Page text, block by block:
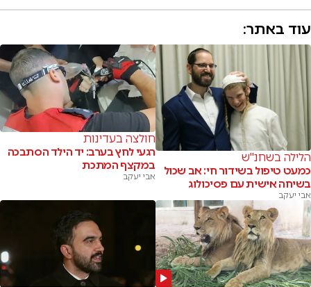
עוד באתר:
הלילה בשחנ"ש
כמעט טיפול בשידור חי: אב שכול
בשיחה אישית עם פסיכולוג
אבי יעקב
חולצה בעדינות
רגעי לחץ בערב: יד הילד הסתבכה
במקצף המתכת
אבי יעקב